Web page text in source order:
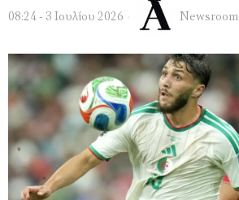
08:24 - 3 Ιουλίου 2026 Newsroom